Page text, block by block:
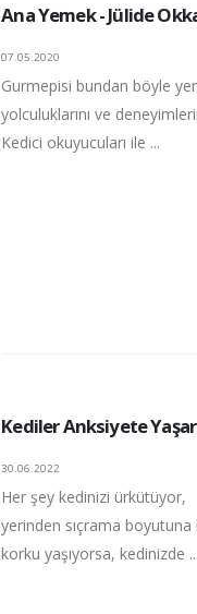
Ana Yemek - Jülide
07.05.2020
Gurmepisi bundan böyle
yolculuklarını ve
Kedici okuyucuları ile ...
Kediler Anksiyete Yaşar
30.06.2022
Her şey kedinizi ürkütüyor,
yerinden sıçrama boyutuna
korku yaşıyorsa, kedinizde ...